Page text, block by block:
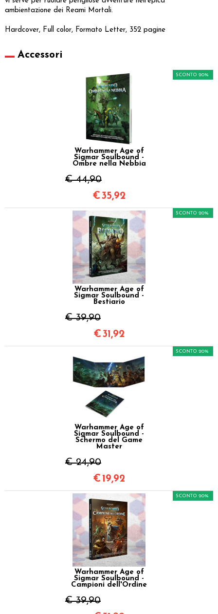
ambientazione dei Reami Mortali.
Hardcover, Full color, Formato Letter, 352 pagine
Accessori
Warhammer Age of
Sigmar Soulbound -
Ombre nella Nebbia
€ 44,90
SCONTO 20%
€35,92
Warhammer Age of
Sigmar Soulbound -
Bestiario
€ 39,90
SCONTO 20%
€31,92
Warhammer Age of
Sigmar Soulbound -
Schermo del Game
Master
€ 24,90
SCONTO 20%
€ 19,92
Warhammer Age of
Sigmar Soulbound -
Campioni dell'Ordine
€ 39,90
SCONTO 20%